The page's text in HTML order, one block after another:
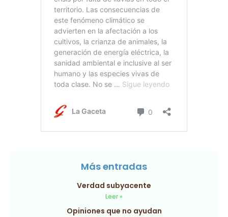
Más entradas
Verdad subyacente
Leer »
Opiniones que no ayudan